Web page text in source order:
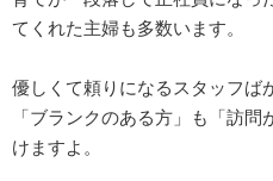
てくれた主婦も多数います。
優しくて頼りになるスタッフば
「ブランクのある方」も「訪
けますよ。